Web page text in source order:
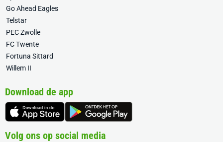
Go Ahead Eagles
Telstar
PEC Zwolle
FC Twente
Fortuna Sittard
Willem II
Download de app
Volg ons op social media